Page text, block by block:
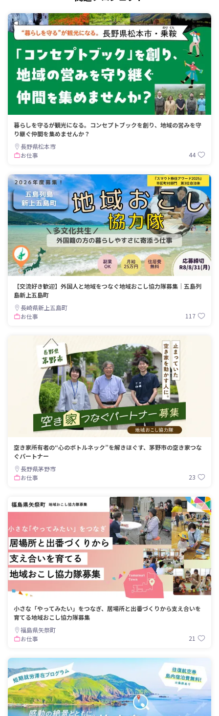
暮らしを守るが観光になる。コンセプトブックを創り、地域の営みを守
り継ぐ仲間を集めませんか？
長野県松本市
お仕事
44
【交流好き歓迎】外国人と地域をつなぐ地域おこし協力隊募集｜五島列
島新上五島町
長崎県新上五島町
お仕事
117
空き家所有者の“心のボトルネック”を解きほぐす、茅野市の空き家つな
ぐパートナー
長野県茅野市
お仕事
23
小さな「やってみたい」をつなぎ、居場所と出番づくりから支え合いを
育てる地域おこし協力隊募集
福島県矢祭町
お仕事
21